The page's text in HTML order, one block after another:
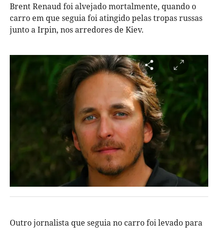
Brent Renaud foi alvejado mortalmente, quando o
carro em que seguia foi atingido pelas tropas russas
junto a Irpin, nos arredores de Kiev.
Outro jornalista que seguia no carro foi levado para